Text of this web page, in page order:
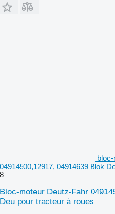
04914500,12917, 04914639 Blok
8
Bloc-moteur Deutz-Fahr
Deu pour tracteur à roues